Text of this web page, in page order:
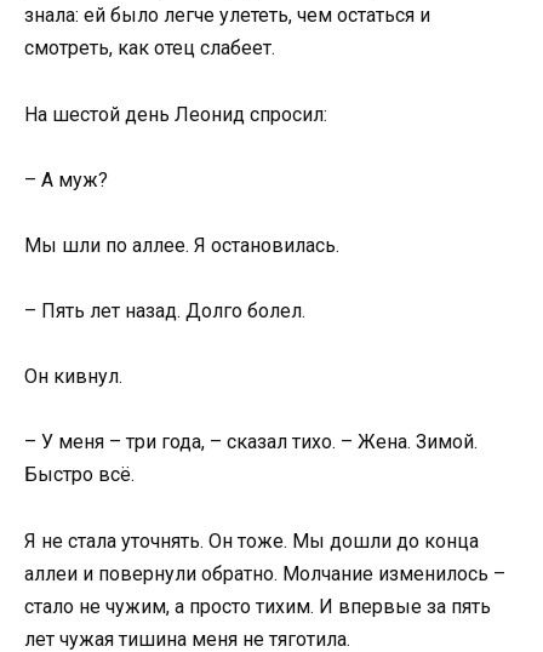
знала: ей было легче улететь, чем остаться и
смотреть, как отец слабеет.
На шестой день Леонид спросил:
– А муж?
Мы шли по аллее. Я остановилась.
– Пять лет назад. Долго болел.
Он кивнул.
– У меня – три года, – сказал тихо. – Жена. Зимой.
Быстро всё.
Я не стала уточнять. Он тоже. Мы дошли до конца
аллеи и повернули обратно. Молчание изменилось –
стало не чужим, а просто тихим. И впервые за пять
лет чужая тишина меня не тяготила.